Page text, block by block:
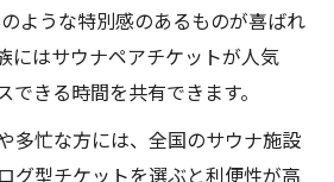
ような特別感のあるものが喜ばれ
にはサウナペアチケットが人気
できる時間を共有できます。
多忙な方には、全国のサウナ施設
グ型チケットを選ぶと利便性が高